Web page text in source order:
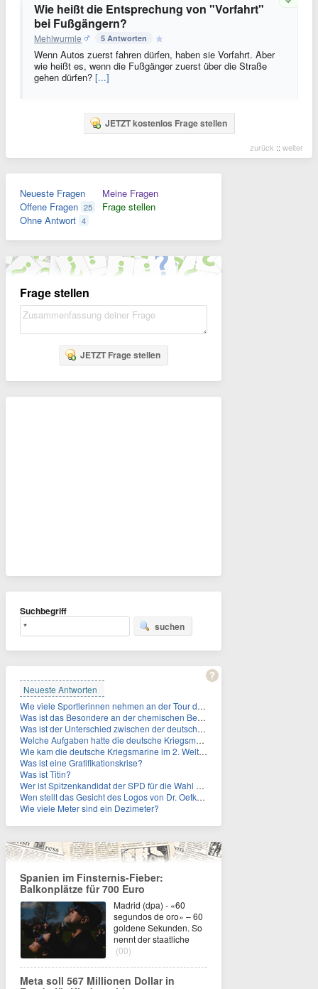
Wie heißt die Entsprechung von "Vorfahrt"
bei Fußgängern?
Mehlwurmle 5 Antworten
Wenn Autos zuerst fahren dürfen, haben sie Vorfahrt. Aber
wie heißt es, wenn die Fußgänger zuerst über die Straße
gehen dürfen? [...]
JETZT kostenlos Frage stellen
zurück :: weiter
Neueste Fragen
Offene Fragen 25
Ohne Antwort 4
Meine Fragen
Frage stellen
Frage stellen
JETZT Frage stellen
Suchbegriff
suchen
Neueste Antworten
Wie viele Sportlerinnen nehmen an der Tour de Femmes teil?
Was ist das Besondere an der chemischen Bezeichnung für Titin?
Was ist der Unterschied zwischen der deutschen Kriegsmarine im 2. Weltkrieg und der Naziflotte?
Welche Aufgaben hatte die deutsche Kriegsmarine im 2. Weltkrieg im Schwarzen Meer?
Wie kam die deutsche Kriegsmarine im 2. Weltkrieg ins Schwarze Meer?
Was ist eine Gratifikationskrise?
Was ist Titin?
Wer ist Spitzenkandidat der SPD für die Wahl zum Berliner Abgeordnetenhaus im September 2026?
Wen stellt das Gesicht des Logos von Dr. Oetker dar?
Wie viele Meter sind ein Dezimeter?
Spanien im Finsternis-Fieber:
Balkonplätze für 700 Euro
Madrid (dpa) - «60
segundos de oro» – 60
goldene Sekunden. So
nennt der staatliche
(00)
Meta soll 567 Millionen Dollar in